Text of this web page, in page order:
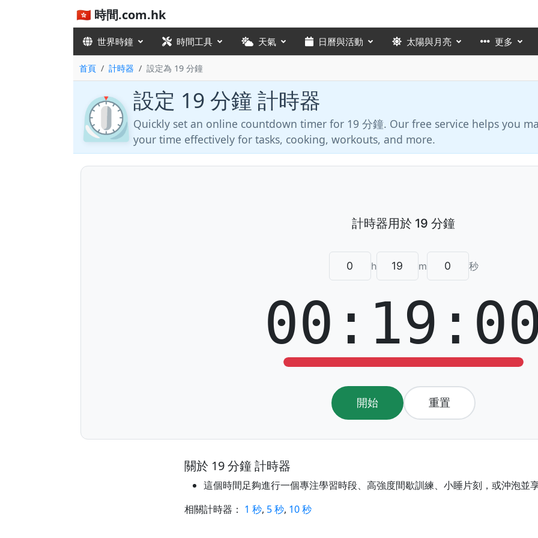
🇭🇰 時間.com.hk
世界時鐘 時間工具 天氣 日曆與活動 太陽與月亮 更多
首頁 計時器 設定為 19 分鐘
⏲️設定 19 分鐘 計時器
Quickly set an online countdown timer for 19 分鐘. Our free service helps you
your time effectively for tasks, cooking, workouts, and more.
h m 秒
開始 重置
關於 19 分鐘 計時器
這個時間足夠進行一個專注學習時段、高強度間歇訓練、小睡片刻，或沖泡並享
相關計時器： 1 秒, 5 秒, 10 秒